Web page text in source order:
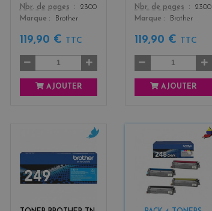
Color
Nbr. de pages
2300
Marque
Brother
119,90 € TTC
AJOUTER
Color
Nbr. de pages
2300
Marque
Brother
119,90 € TTC
AJOUTER
y
a
n